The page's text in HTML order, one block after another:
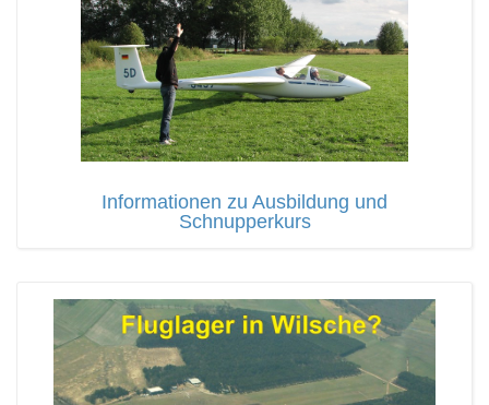
Informationen zu Ausbildung und
Schnupperkurs